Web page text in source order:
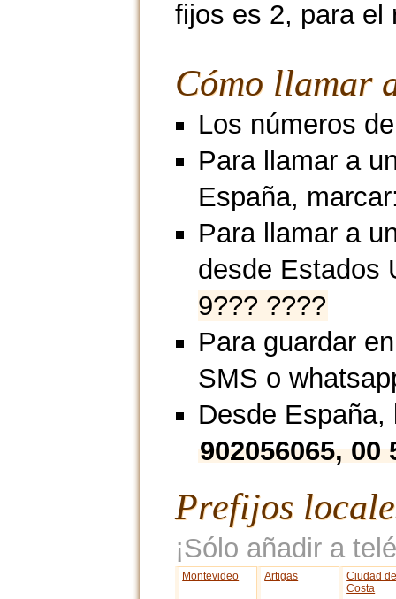
fijos es 2, para el
Cómo llamar
Los números
Para llamar a
España,
Para llamar a
desde Estados
9??? ????
Para guardar
SMS o
Desde
902056065,
Prefijos
¡Sólo añadir a
Montevideo Artigas
Ciudad
Costa